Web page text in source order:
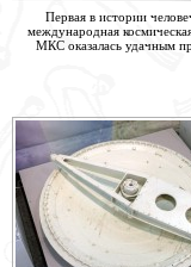
Первая в истории
международная
МКС оказалась удачным